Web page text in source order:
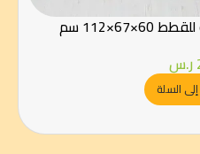
سم
ر.س
السلة